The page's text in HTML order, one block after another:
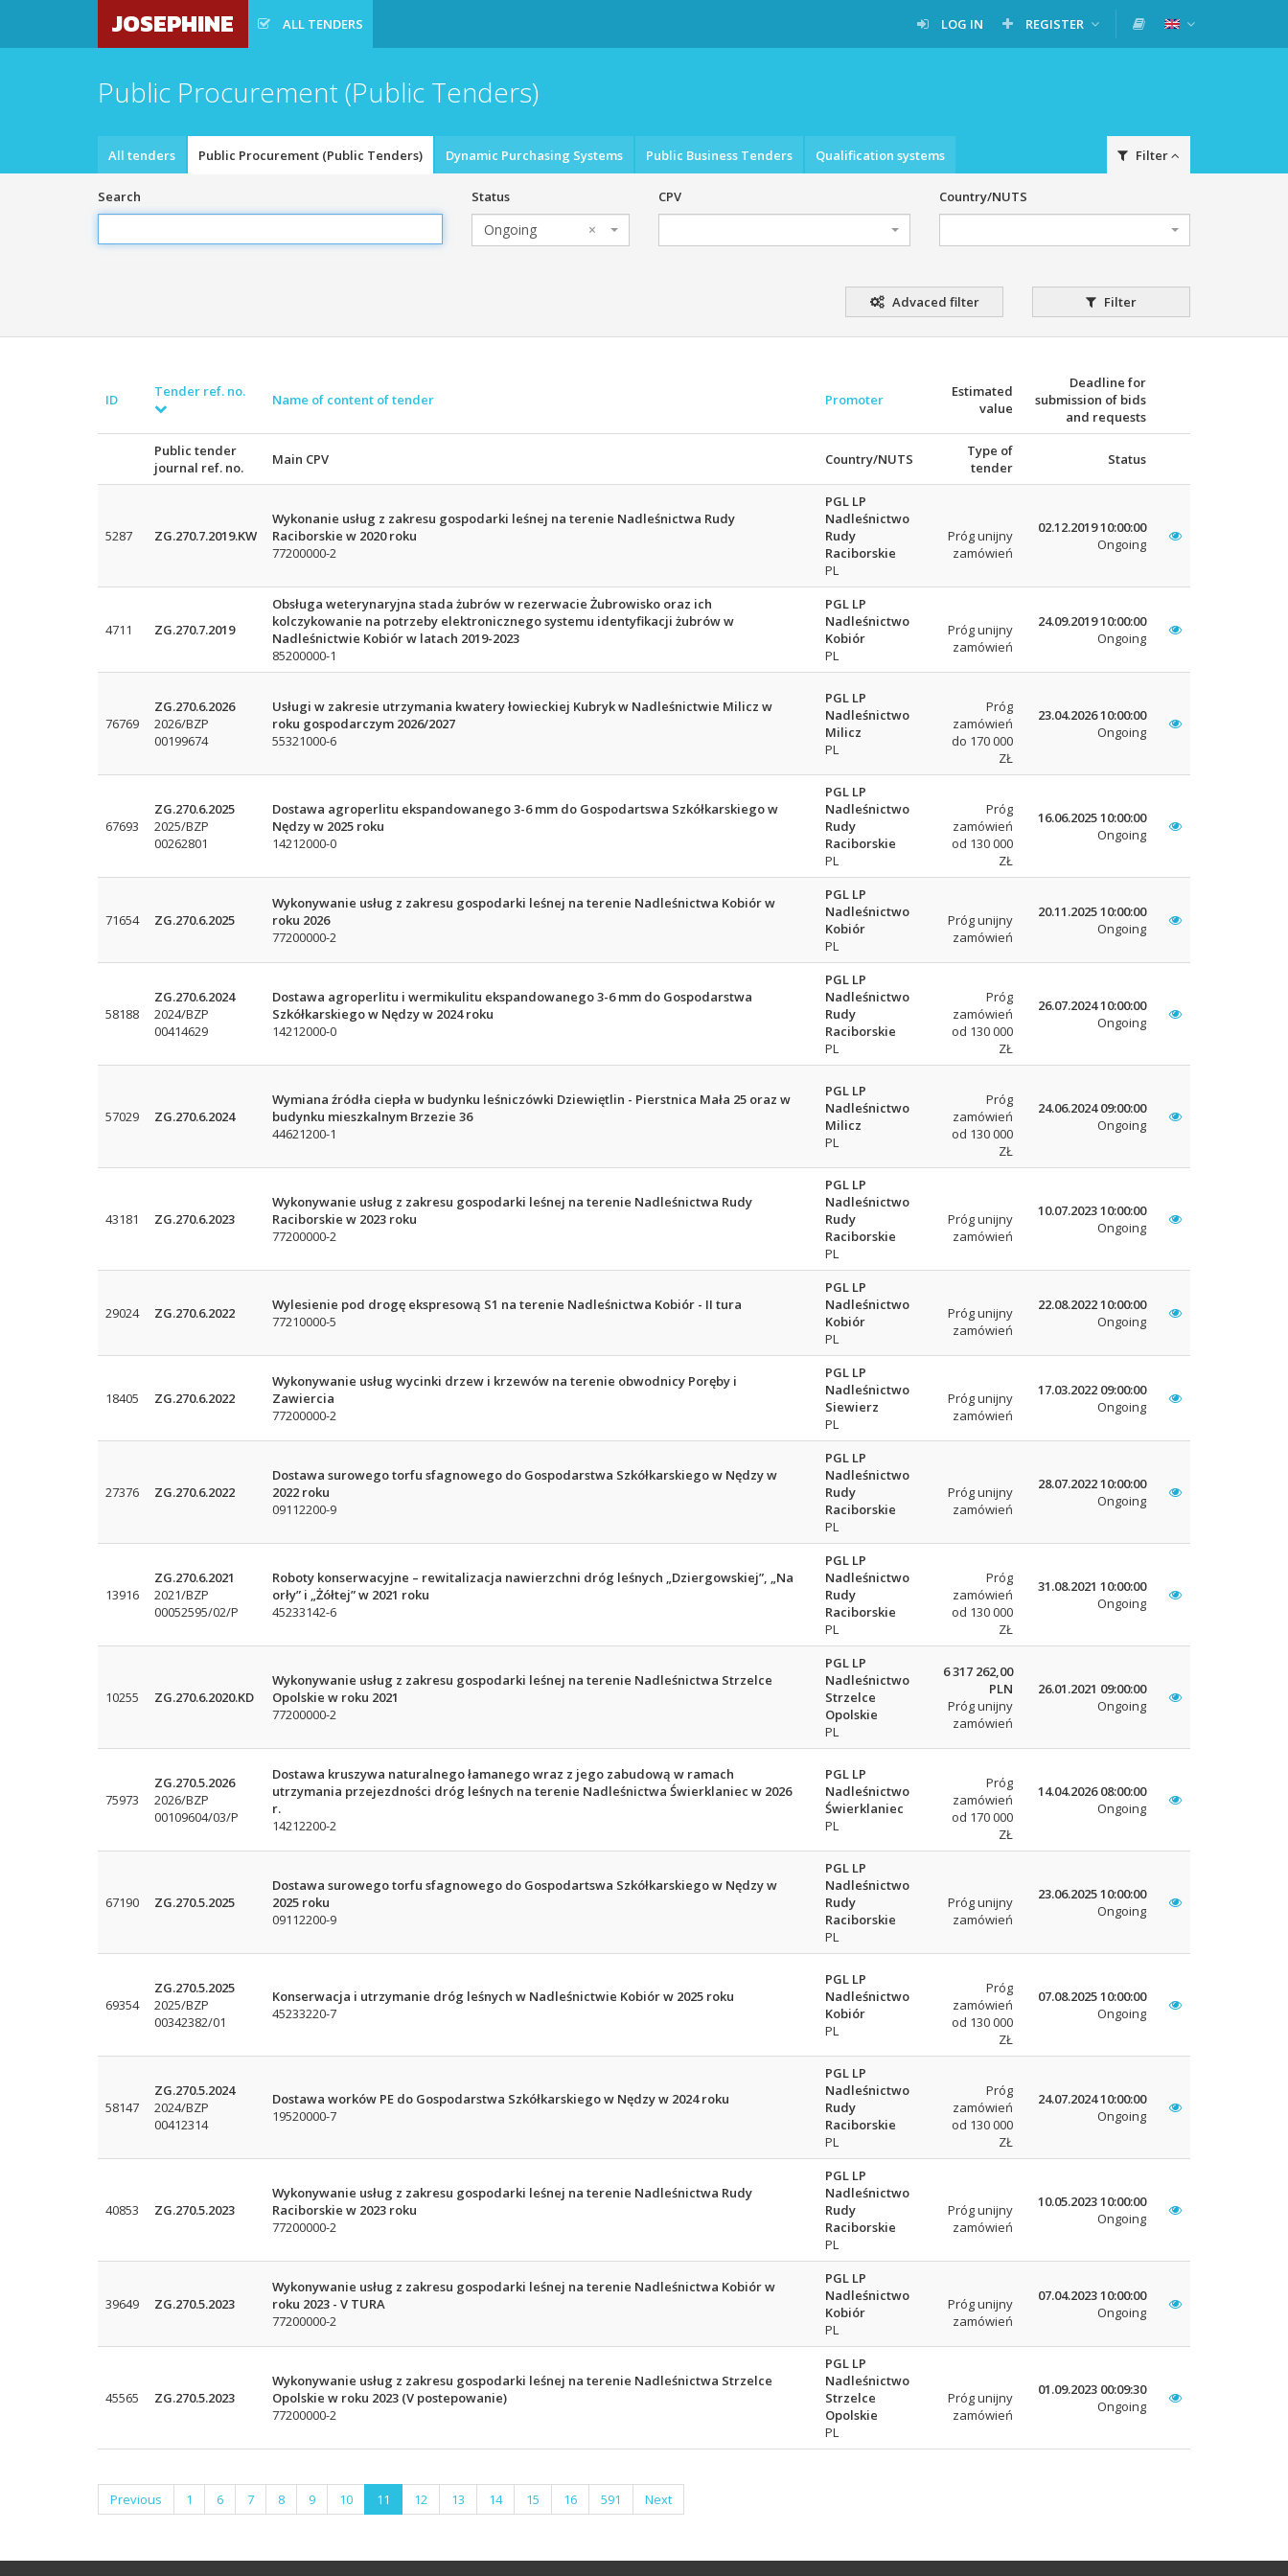
JOSEPHINE ALL TENDERS LOG IN REGISTER
Public Procurement (Public Tenders)
All tenders Public Procurement (Public Tenders) Dynamic Purchasing Systems Public Business Tenders Qualification systems Filter
Search Status
×
Ongoing
CPV Country/NUTS
Advaced filter Filter
ID Tender ref. no. Name of content of tender Promoter
Estimated
value
Deadline for
submission of bids
and requests
Public tender
journal ref. no.
Main CPV Country/NUTS
Type of
tender
Status
5287 ZG.270.7.2019.KW
Wykonanie usług z zakresu gospodarki leśnej na terenie Nadleśnictwa Rudy
Raciborskie w 2020 roku
77200000-2
PGL LP
Nadleśnictwo
Rudy
Raciborskie
PL
Próg unijny
zamówień
02.12.2019 10:00:00
Ongoing
4711 ZG.270.7.2019
Obsługa weterynaryjna stada żubrów w rezerwacie Żubrowisko oraz ich
kolczykowanie na potrzeby elektronicznego systemu identyfikacji żubrów w
Nadleśnictwie Kobiór w latach 2019-2023
85200000-1
PGL LP
Nadleśnictwo
Kobiór
PL
Próg unijny
zamówień
24.09.2019 10:00:00
Ongoing
76769
ZG.270.6.2026
2026/BZP
00199674
Usługi w zakresie utrzymania kwatery łowieckiej Kubryk w Nadleśnictwie Milicz w
roku gospodarczym 2026/2027
55321000-6
PGL LP
Nadleśnictwo
Milicz
PL
Próg
zamówień
do 170 000
ZŁ
23.04.2026 10:00:00
Ongoing
67693
ZG.270.6.2025
2025/BZP
00262801
Dostawa agroperlitu ekspandowanego 3-6 mm do Gospodartswa Szkółkarskiego w
Nędzy w 2025 roku
14212000-0
PGL LP
Nadleśnictwo
Rudy
Raciborskie
PL
Próg
zamówień
od 130 000
ZŁ
16.06.2025 10:00:00
Ongoing
71654 ZG.270.6.2025
Wykonywanie usług z zakresu gospodarki leśnej na terenie Nadleśnictwa Kobiór w
roku 2026
77200000-2
PGL LP
Nadleśnictwo
Kobiór
PL
Próg unijny
zamówień
20.11.2025 10:00:00
Ongoing
58188
ZG.270.6.2024
2024/BZP
00414629
Dostawa agroperlitu i wermikulitu ekspandowanego 3-6 mm do Gospodarstwa
Szkółkarskiego w Nędzy w 2024 roku
14212000-0
PGL LP
Nadleśnictwo
Rudy
Raciborskie
PL
Próg
zamówień
od 130 000
ZŁ
26.07.2024 10:00:00
Ongoing
57029 ZG.270.6.2024
Wymiana źródła ciepła w budynku leśniczówki Dziewiętlin - Pierstnica Mała 25 oraz w
budynku mieszkalnym Brzezie 36
44621200-1
PGL LP
Nadleśnictwo
Milicz
PL
Próg
zamówień
od 130 000
ZŁ
24.06.2024 09:00:00
Ongoing
43181 ZG.270.6.2023
Wykonywanie usług z zakresu gospodarki leśnej na terenie Nadleśnictwa Rudy
Raciborskie w 2023 roku
77200000-2
PGL LP
Nadleśnictwo
Rudy
Raciborskie
PL
Próg unijny
zamówień
10.07.2023 10:00:00
Ongoing
29024 ZG.270.6.2022
Wylesienie pod drogę ekspresową S1 na terenie Nadleśnictwa Kobiór - II tura
77210000-5
PGL LP
Nadleśnictwo
Kobiór
PL
Próg unijny
zamówień
22.08.2022 10:00:00
Ongoing
18405 ZG.270.6.2022
Wykonywanie usług wycinki drzew i krzewów na terenie obwodnicy Poręby i
Zawiercia
77200000-2
PGL LP
Nadleśnictwo
Siewierz
PL
Próg unijny
zamówień
17.03.2022 09:00:00
Ongoing
27376 ZG.270.6.2022
Dostawa surowego torfu sfagnowego do Gospodarstwa Szkółkarskiego w Nędzy w
2022 roku
09112200-9
PGL LP
Nadleśnictwo
Rudy
Raciborskie
PL
Próg unijny
zamówień
28.07.2022 10:00:00
Ongoing
13916
ZG.270.6.2021
2021/BZP
00052595/02/P
Roboty konserwacyjne – rewitalizacja nawierzchni dróg leśnych „Dziergowskiej”, „Na
orły” i „Żółtej” w 2021 roku
45233142-6
PGL LP
Nadleśnictwo
Rudy
Raciborskie
PL
Próg
zamówień
od 130 000
ZŁ
31.08.2021 10:00:00
Ongoing
10255 ZG.270.6.2020.KD
Wykonywanie usług z zakresu gospodarki leśnej na terenie Nadleśnictwa Strzelce
Opolskie w roku 2021
77200000-2
PGL LP
Nadleśnictwo
Strzelce
Opolskie
PL
6 317 262,00
PLN
Próg unijny
zamówień
26.01.2021 09:00:00
Ongoing
75973
ZG.270.5.2026
2026/BZP
00109604/03/P
Dostawa kruszywa naturalnego łamanego wraz z jego zabudową w ramach
utrzymania przejezdności dróg leśnych na terenie Nadleśnictwa Świerklaniec w 2026
r.
14212200-2
PGL LP
Nadleśnictwo
Świerklaniec
PL
Próg
zamówień
od 170 000
ZŁ
14.04.2026 08:00:00
Ongoing
67190 ZG.270.5.2025
Dostawa surowego torfu sfagnowego do Gospodartswa Szkółkarskiego w Nędzy w
2025 roku
09112200-9
PGL LP
Nadleśnictwo
Rudy
Raciborskie
PL
Próg unijny
zamówień
23.06.2025 10:00:00
Ongoing
69354
ZG.270.5.2025
2025/BZP
00342382/01
Konserwacja i utrzymanie dróg leśnych w Nadleśnictwie Kobiór w 2025 roku
45233220-7
PGL LP
Nadleśnictwo
Kobiór
PL
Próg
zamówień
od 130 000
ZŁ
07.08.2025 10:00:00
Ongoing
58147
ZG.270.5.2024
2024/BZP
00412314
Dostawa worków PE do Gospodarstwa Szkółkarskiego w Nędzy w 2024 roku
19520000-7
PGL LP
Nadleśnictwo
Rudy
Raciborskie
PL
Próg
zamówień
od 130 000
ZŁ
24.07.2024 10:00:00
Ongoing
40853 ZG.270.5.2023
Wykonywanie usług z zakresu gospodarki leśnej na terenie Nadleśnictwa Rudy
Raciborskie w 2023 roku
77200000-2
PGL LP
Nadleśnictwo
Rudy
Raciborskie
PL
Próg unijny
zamówień
10.05.2023 10:00:00
Ongoing
39649 ZG.270.5.2023
Wykonywanie usług z zakresu gospodarki leśnej na terenie Nadleśnictwa Kobiór w
roku 2023 - V TURA
77200000-2
PGL LP
Nadleśnictwo
Kobiór
PL
Próg unijny
zamówień
07.04.2023 10:00:00
Ongoing
45565 ZG.270.5.2023
Wykonywanie usług z zakresu gospodarki leśnej na terenie Nadleśnictwa Strzelce
Opolskie w roku 2023 (V postepowanie)
77200000-2
PGL LP
Nadleśnictwo
Strzelce
Opolskie
PL
Próg unijny
zamówień
01.09.2023 00:09:30
Ongoing
Previous 1 6 7 8 9 10 11 12 13 14 15 16 591 Next